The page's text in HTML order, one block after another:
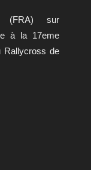
(FRA) sur
à la 17eme
Rallycross de